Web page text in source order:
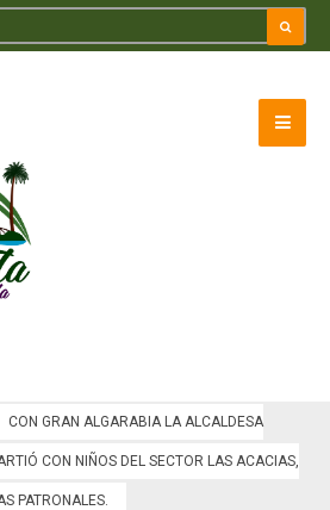
CON GRAN ALGARABIA LA ALCALDESA
CON NIÑOS DEL SECTOR LAS ACACIAS,
PATRONALES.